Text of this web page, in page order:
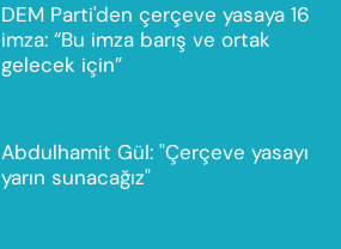
DEM Parti'den çerçeve yasaya 16
imza: “Bu imza barış ve ortak
gelecek için”
Abdulhamit Gül: "Çerçeve yasayı
yarın sunacağız"